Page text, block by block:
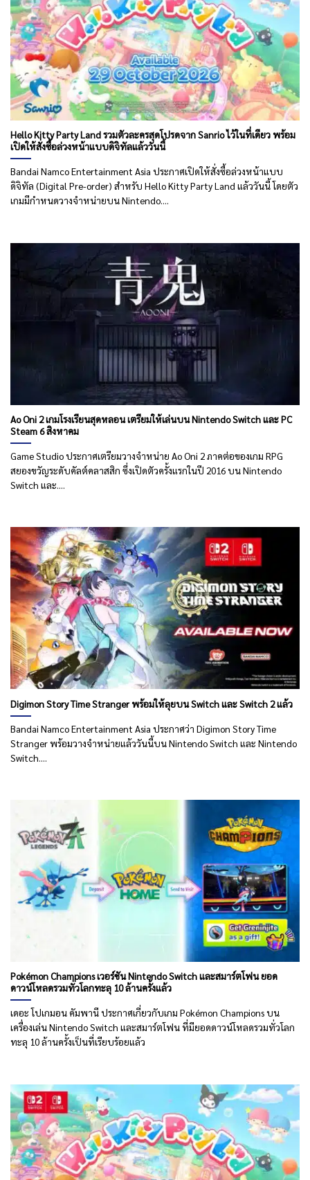
Hello Kitty Party Land รวมตัวละครสุดโปรดจาก Sanrio ไว้ในที่เดียว พร้อม
เปิดให้สั่งซื้อล่วงหน้าแบบดิจิทัลแล้ววันนี้
Bandai Namco Entertainment Asia ประกาศเปิดให้สั่งซื้อล่วงหน้าแบบ
ดิจิทัล (Digital Pre-order) สำหรับ Hello Kitty Party Land แล้ววันนี้ โดยตัว
เกมมีกำหนดวางจำหน่ายบน Nintendo....
Ao Oni 2 เกมโรงเรียนสุดหลอน เตรียมให้เล่นบน Nintendo Switch และ PC
Steam 6 สิงหาคม
Game Studio ประกาศเตรียมวางจำหน่าย Ao Oni 2 ภาคต่อของเกม RPG
สยองขวัญระดับคัลต์คลาสสิก ซึ่งเปิดตัวครั้งแรกในปี 2016 บน Nintendo
Switch และ....
Digimon Story Time Stranger พร้อมให้ลุยบน Switch และ Switch 2 แล้ว
Bandai Namco Entertainment Asia ประกาศว่า Digimon Story Time
Stranger พร้อมวางจำหน่ายแล้ววันนี้บน Nintendo Switch และ Nintendo
Switch....
Pokémon Champions เวอร์ชัน Nintendo Switch และสมาร์ตโฟน ยอด
ดาวน์โหลดรวมทั่วโลกทะลุ 10 ล้านครั้งแล้ว
เดอะ โปเกมอน คัมพานี ประกาศเกี่ยวกับเกม Pokémon Champions บน
เครื่องเล่น Nintendo Switch และสมาร์ตโฟน ที่มียอดดาวน์โหลดรวมทั่วโลก
ทะลุ 10 ล้านครั้งเป็นที่เรียบร้อยแล้ว